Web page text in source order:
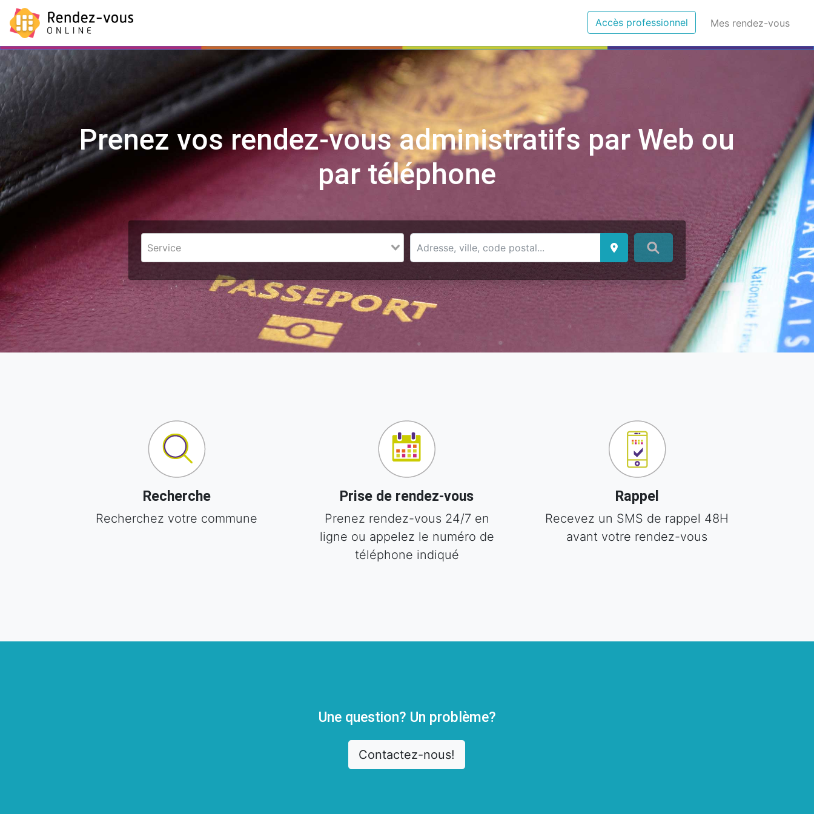
Accès professionnel (current)Mes rendez-vous
Prenez vos rendez-vous administratifs par Web ou
par téléphone
Recherche
Recherchez votre commune
Prise de rendez-vous
Prenez rendez-vous 24/7 en
ligne ou appelez le numéro de
téléphone indiqué
Rappel
Recevez un SMS de rappel 48H
avant votre rendez-vous
Une question? Un problème?
Contactez-nous!